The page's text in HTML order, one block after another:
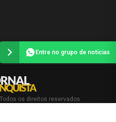
os direitos reservados.
Entre no grupo de notícias